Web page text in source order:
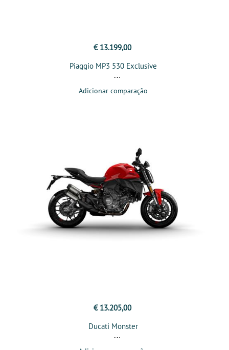
€ 13.199,00
Piaggio MP3 530 Exclusive
Adicionar comparação
€ 13.205,00
Ducati Monster